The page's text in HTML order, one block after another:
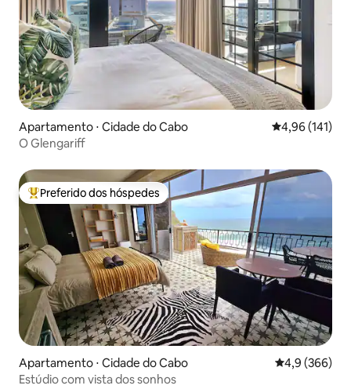
Apartamento ⋅ Cidade do Cabo 4,96 de uma
4,96 (141)
O Glengariff
Entre os melhores preferidos dos hóspedes
Preferido dos hóspedes
Apartamento ⋅ Cidade do Cabo 4,9 de uma
4,9 (366)
Estúdio com vista dos sonhos